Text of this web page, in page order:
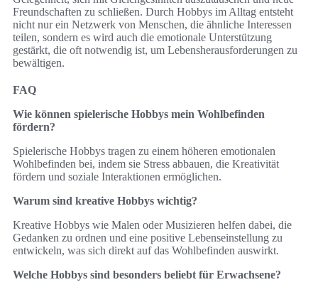
Freundschaften zu schließen. Durch Hobbys im Alltag entsteht
nicht nur ein Netzwerk von Menschen, die ähnliche Interessen
teilen, sondern es wird auch die emotionale Unterstützung
gestärkt, die oft notwendig ist, um Lebensherausforderungen zu
bewältigen.
FAQ
Wie können spielerische Hobbys mein Wohlbefinden
fördern?
Spielerische Hobbys tragen zu einem höheren emotionalen
Wohlbefinden bei, indem sie Stress abbauen, die Kreativität
fördern und soziale Interaktionen ermöglichen.
Warum sind kreative Hobbys wichtig?
Kreative Hobbys wie Malen oder Musizieren helfen dabei, die
Gedanken zu ordnen und eine positive Lebenseinstellung zu
entwickeln, was sich direkt auf das Wohlbefinden auswirkt.
Welche Hobbys sind besonders beliebt für Erwachsene?